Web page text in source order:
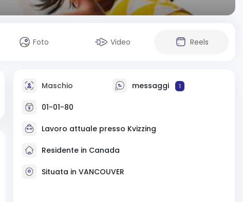
Foto Video Reels
Maschio messaggi 1
01-01-80
Lavoro attuale presso Kvizzing
Residente in Canada
Situata in VANCOUVER